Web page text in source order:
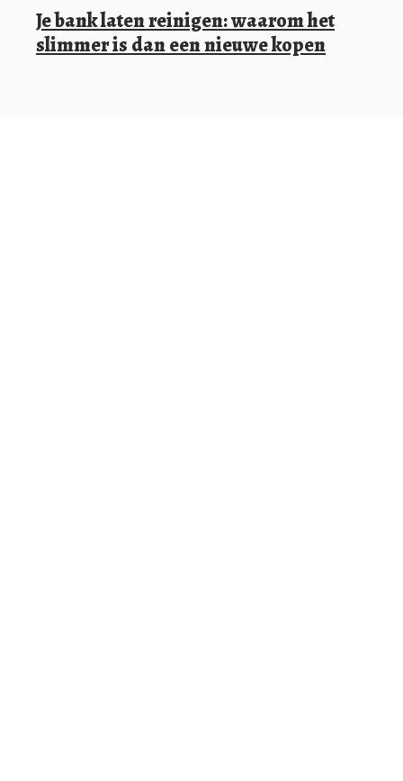
Je bank laten reinigen: waarom het
slimmer is dan een nieuwe kopen